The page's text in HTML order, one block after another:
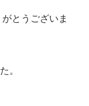
とうございま
。